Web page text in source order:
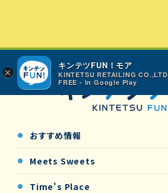
おすすめ情報
Meets Sweets
Time's Place
×
キンテツFUN！モア
KINTETSU RETAILING CO.,LTD
FREE - In Google Play